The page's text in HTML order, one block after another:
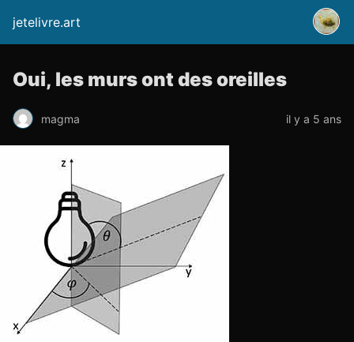
jetelivre.art
Oui, les murs ont des oreilles
magma il y a 5 ans